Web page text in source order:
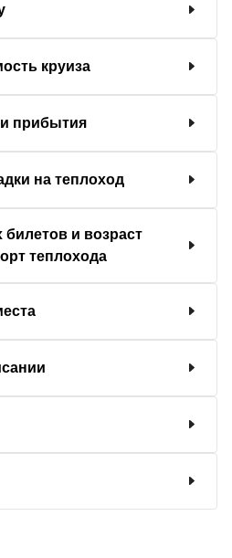
круиза
прибытия
на теплоход
билетов и возраст
теплохода